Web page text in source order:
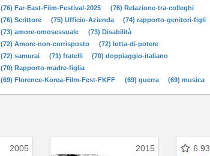
(76) Far-East-Film-Festival-2025
(76) Relazione-tra-colleghi
(76) Scrittore
(75) Ufficio-Azienda
(74) rapporto-genitori-figli
(73) amore-omosessuale
(73) Disabilità
(72) Amore-non-corrisposto
(72) lotta-di-potere
(72) samurai
(71) fratelli
(70) doppiaggio-italiano
(70) Rapporto-madre-figlia
(69) Florence-Korea-Film-Fest-FKFF
(69) guerra (69) musica
2005 2015 6.93